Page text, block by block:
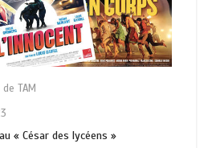
TAM
« César des lycéens »